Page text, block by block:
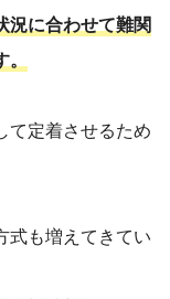
況に合わせて難関
て定着させるため
式も増えてきてい